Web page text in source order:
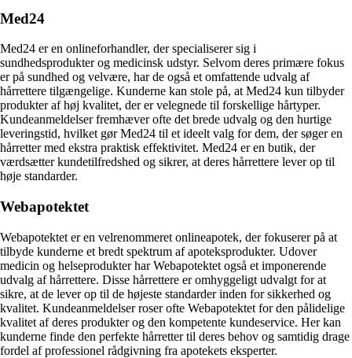
Med24
Med24 er en onlineforhandler, der specialiserer sig i
sundhedsprodukter og medicinsk udstyr. Selvom deres primære fokus
er på sundhed og velvære, har de også et omfattende udvalg af
hårrettere tilgængelige. Kunderne kan stole på, at Med24 kun tilbyder
produkter af høj kvalitet, der er velegnede til forskellige hårtyper.
Kundeanmeldelser fremhæver ofte det brede udvalg og den hurtige
leveringstid, hvilket gør Med24 til et ideelt valg for dem, der søger en
hårretter med ekstra praktisk effektivitet. Med24 er en butik, der
værdsætter kundetilfredshed og sikrer, at deres hårrettere lever op til
høje standarder.
Webapotektet
Webapotektet er en velrenommeret onlineapotek, der fokuserer på at
tilbyde kunderne et bredt spektrum af apoteksprodukter. Udover
medicin og helseprodukter har Webapotektet også et imponerende
udvalg af hårrettere. Disse hårrettere er omhyggeligt udvalgt for at
sikre, at de lever op til de højeste standarder inden for sikkerhed og
kvalitet. Kundeanmeldelser roser ofte Webapotektet for den pålidelige
kvalitet af deres produkter og den kompetente kundeservice. Her kan
kunderne finde den perfekte hårretter til deres behov og samtidig drage
fordel af professionel rådgivning fra apotekets eksperter.